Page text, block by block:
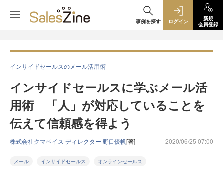
事例を探す ログイン
新規
会員登録
インサイドセールスのメール活用術
インサイドセールスに学ぶメール活
用術 「人」が対応していることを
伝えて信頼感を得よう
株式会社クマベイス ディレクター 野口優帆[著] 2020/06/25 07:00
メール インサイドセールス オンラインセールス